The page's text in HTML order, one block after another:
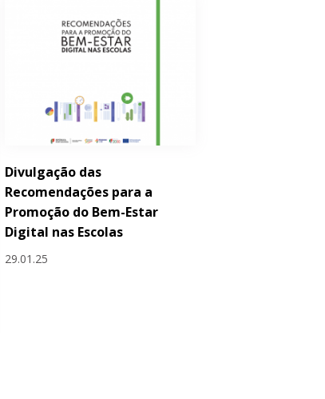
Divulgação das
Recomendações para a
Promoção do Bem-Estar
Digital nas Escolas
29.01.25